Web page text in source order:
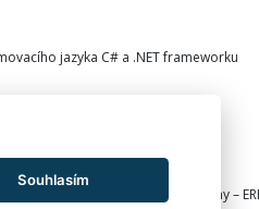
jazyka C# a .NET frameworku
UI, komunikace s jinými systémy –
Souhlasím